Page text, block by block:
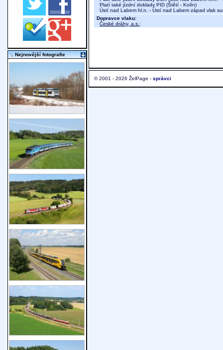
Platí také jízdní doklady PID (Štětí - Kolín)
Ústí nad Labem hl.n. - Ústí nad Labem západ vlak
Dopravce vlaku:
České dráhy, a.s. ;
© 2001 - 2026 ŽelPage - správci
:. Nejnovější fotografie